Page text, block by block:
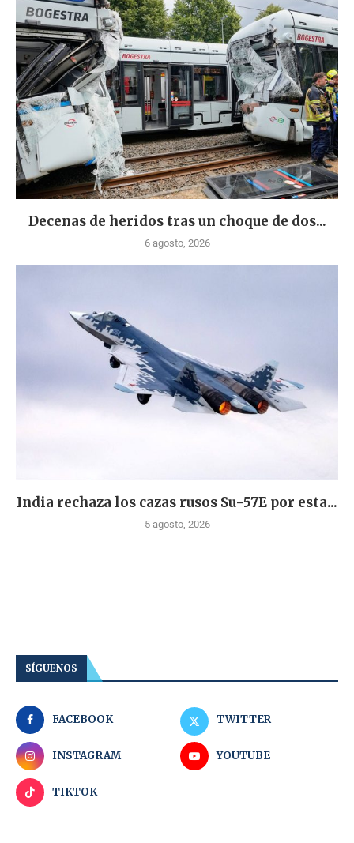
Decenas de heridos tras un choque de dos...
6 agosto, 2026
India rechaza los cazas rusos Su-57E por esta...
5 agosto, 2026
SÍGUENOS
FACEBOOK TWITTER
INSTAGRAM YOUTUBE
TIKTOK